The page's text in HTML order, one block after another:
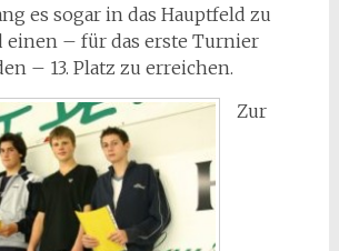
es sogar in das Hauptfeld zu
– für das erste Turnier
– 13. Platz zu erreichen.
Zur